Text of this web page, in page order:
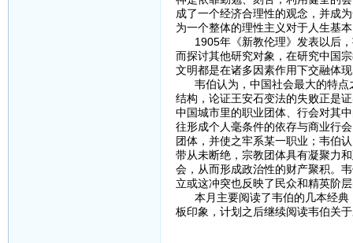
成了一个经济合理性的观念，并成
为一个整体的理性主义对于人生基
1905年《新教伦理》发表以后，
而探讨其他研究对象，在研究中国
文明都是在诸多因素作用下交融体
韦伯认为，中国社会最大的特点
结构，论证王安石变法的失败正是
中国城市里的职业团体、行会对其
往形成个人毫条件的依存与商业行
团体，并使之牢系某一职业；韦伯
带从未断绝，宗教团体具有凝聚力
会，从而形成政治性的财产聚积。
立或这冲突也反映了民众和精英阶
本月主要阅读了韦伯的几本经典
板印象，计划之后继续阅读韦伯关